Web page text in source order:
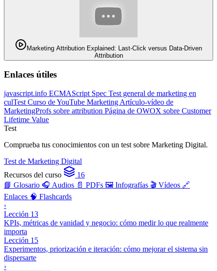
Marketing Attribution Explained: Last-Click versus Data-Driven
Attribution
Enlaces útiles
javascript.info ECMAScript Spec Test general de marketing en
culTest Curso de YouTube Marketing Artículo-vídeo de
MarketingProfs sobre attribution Página de OWOX sobre Customer
Lifetime Value
Test
Comprueba tus conocimientos con un test sobre Marketing Digital.
Test de Marketing Digital
Recursos del curso
16
📘 Glosario 🎧 Audios 📄 PDFs 🖼️ Infografías 🎬 Vídeos 🔗
Enlaces 🧠 Flashcards
‹
Lección 13
KPIs, métricas de vanidad y negocio: cómo medir lo que realmente
importa
Lección 15
Experimentos, priorización e iteración: cómo mejorar el sistema sin
dispersarte
›